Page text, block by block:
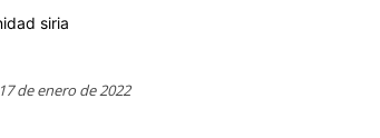
17 de enero de 2022